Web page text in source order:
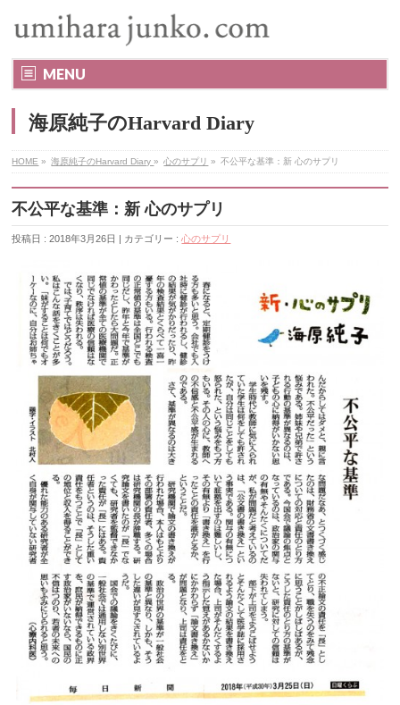
MENU
海原純子のHarvard Diary
HOME » 海原純子のHarvard Diary» 心のサプリ » 不公平な基準：新 心のサプリ
不公平な基準：新 心のサプリ
投稿日 : 2018年3月26日 | カテゴリー :心のサプリ